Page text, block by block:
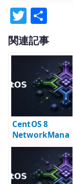
T
w
it
te
r
有
関連記事
CentOS 8
NetworkMana
ger IP アドレス
設定 – DHCP /
static /
disabled